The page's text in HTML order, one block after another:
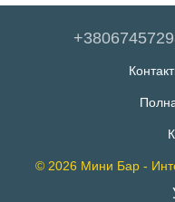
© 2026 Мини Бар -